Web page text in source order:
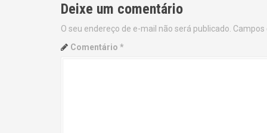
t
n
Deixe um comentário
O seu endereço de e-mail não será publicado.
Comentário *